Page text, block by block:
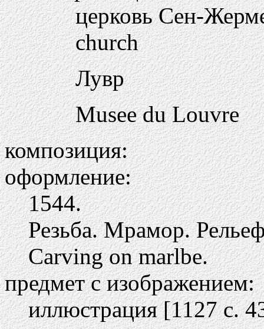
церковь Сен-
church
Лувр
Musee du Louvre
композиция:
оформление:
1544.
Резьба. Мрамор.
Carving on marlbe.
предмет с изображением:
иллюстрация [1127 c.